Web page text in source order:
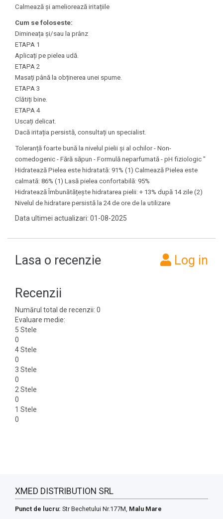
Calmează și ameliorează iritațiile
Cum se foloseste:
Dimineața și/sau la prânz
ETAPA 1
Aplicați pe pielea udă.
ETAPA 2
Masați până la obținerea unei spume.
ETAPA 3
Clătiți bine.
ETAPA 4
Uscați delicat.
Dacă iritația persistă, consultați un specialist.
Toleranță foarte bună la nivelul pielii și al ochilor - Non-
comedogenic - Fără săpun - Formulă neparfumată - pH fiziologic "
Hidratează Pielea este hidratată: 91% (1) Calmează Pielea este
calmată: 86% (1) Lasă pielea confortabilă: 95%
Hidratează Îmbunătățește hidratarea pielii: + 13% după 14 zile (2)
Nivelul de hidratare persistă la 24 de ore de la utilizare
Data ultimei actualizari: 01-08-2025
Lasa o recenzie Log in
Recenzii
Numărul total de recenzii: 0
Evaluare medie:
5 Stele
0
4 Stele
0
3 Stele
0
2 Stele
0
1 Stele
0
XMED DISTRIBUTION SRL
Punct de lucru: Str Bechetului Nr.177M, Malu Mare